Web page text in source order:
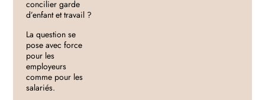
concilier garde
d’enfant et travail ?
La question se
pose avec force
pour les
employeurs
comme pour les
salariés.